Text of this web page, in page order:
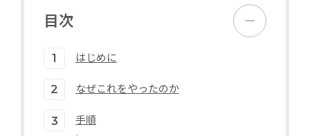
目次
はじめに
なぜこれをやったのか
手順